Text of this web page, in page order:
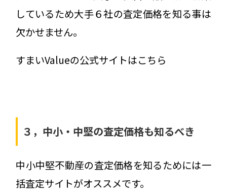
しているため大手６社の査定価格を知る事は
欠かせません。
すまいValueの公式サイトはこちら
３，中小・中堅の査定価格も知るべき
中小中堅不動産の査定価格を知るためには一
括査定サイトがオススメです。